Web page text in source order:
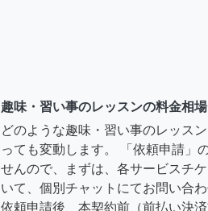
趣味・習い事のレッスンの料金相場
どのような趣味・習い事のレッス
っても変動します。 「依頼申請」
せんので、まずは、各サービスチ
いて、個別チャットにてお問い合
依頼申請後、本契約前（前払い決